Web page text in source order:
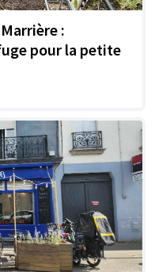
:
pour la petite